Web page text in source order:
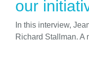
our
In this interview,
Richard Stallman. A